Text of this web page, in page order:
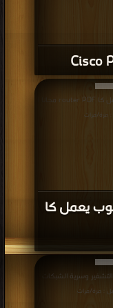
يعمل كا
قراءة و تحميل كتاب كتاب كيفية جعل الجهاز الحاسوب يعمل كا router PDF مجانا |
: مرة/مرات
وسرية الشبكات
: مرة/مرات